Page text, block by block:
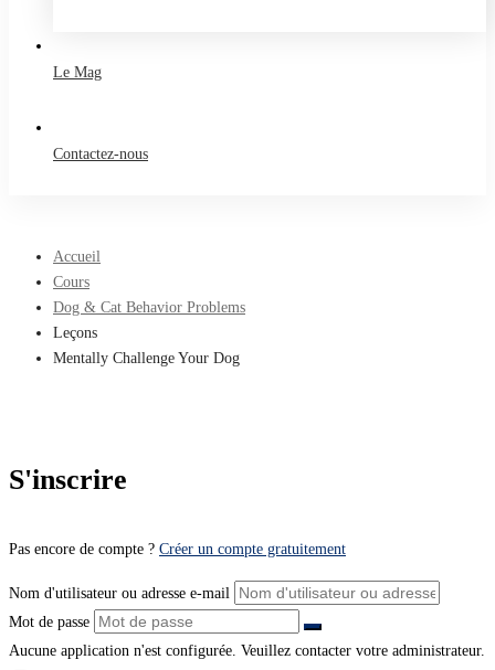
Le Mag
Contactez-nous
Accueil
Cours
Dog & Cat Behavior Problems
Leçons
Mentally Challenge Your Dog
S'inscrire
Pas encore de compte ? Créer un compte gratuitement
Nom d'utilisateur ou adresse e-mail
Mot de passe
Aucune application n'est configurée. Veuillez contacter votre administrateur.